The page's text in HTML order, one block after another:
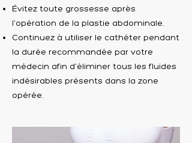
Évitez toute grossesse après
l'opération de la plastie abdominale.
Continuez à utiliser le cathéter pendant
la durée recommandée par votre
médecin afin d'éliminer tous les fluides
indésirables présents dans la zone
opérée.